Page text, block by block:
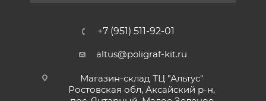
+7 (951) 511-92-01
altus@poligraf-kit.ru
Магазин-склад ТЦ "Альтус"
Ростовская обл, Аксайский р-н,